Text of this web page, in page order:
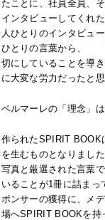
ことに、社員全員、
ンタビューしてくれた
ひとりのインタビュ
とりの言葉から、
にしていることを導
大変な労力だったと思
ルマーレの「理念」
られたSPIRIT BOOK
生むものとなりました
真と厳選された言葉で
ることが1冊に詰まっ
ンサーの獲得に、メ
へSPIRIT BOOKを持